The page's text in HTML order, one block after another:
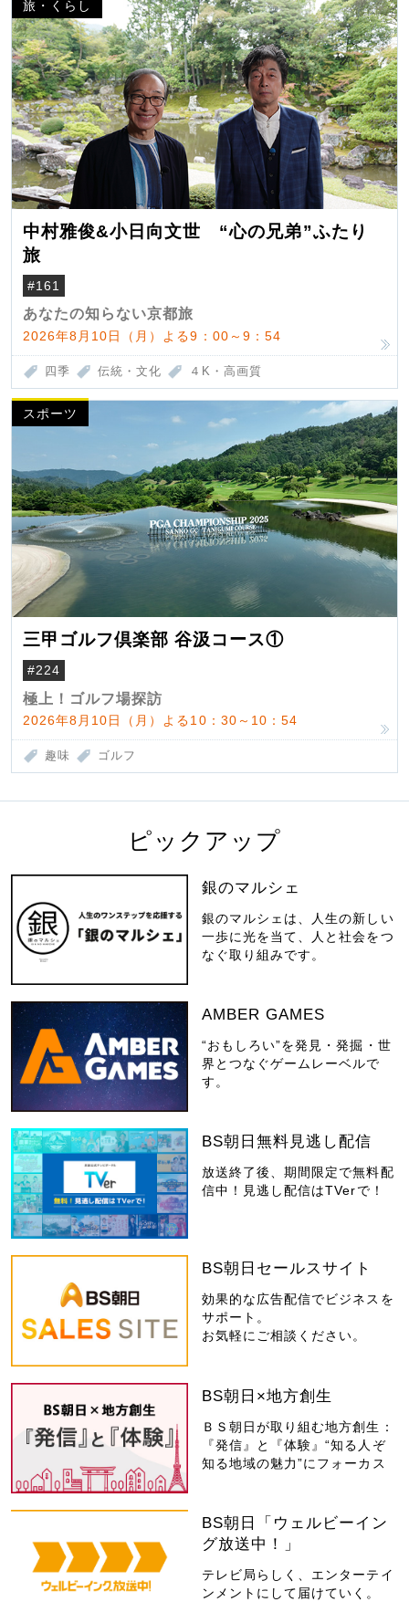
旅・くらし
中村雅俊&小日向文世 “心の兄弟”ふたり
旅
#161
あなたの知らない京都旅
2026年8月10日（月）よる9：00～9：54
四季 伝統・文化 ４K・高画質
スポーツ
三甲ゴルフ倶楽部 谷汲コース①
#224
極上！ゴルフ場探訪
2026年8月10日（月）よる10：30～10：54
趣味 ゴルフ
ピックアップ
銀のマルシェ
銀のマルシェは、人生の新しい
一歩に光を当て、人と社会をつ
なぐ取り組みです。
AMBER GAMES
“おもしろい”を発見・発掘・世
界とつなぐゲームレーベルで
す。
BS朝日無料見逃し配信
放送終了後、期間限定で無料配
信中！見逃し配信はTVerで！
BS朝日セールスサイト
効果的な広告配信でビジネスを
サポート。
お気軽にご相談ください。
BS朝日×地方創生
ＢＳ朝日が取り組む地方創生：
『発信』と『体験』“知る人ぞ
知る地域の魅力”にフォーカス
BS朝日「ウェルビーイン
グ放送中！」
テレビ局らしく、エンターテイ
ンメントにして届けていく。